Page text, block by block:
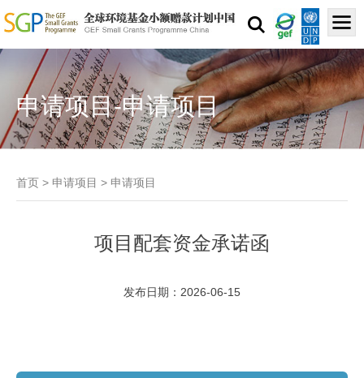
申请项目-申请项目
首页 > 申请项目 > 申请项目
项目配套资金承诺函
发布日期：2026-06-15